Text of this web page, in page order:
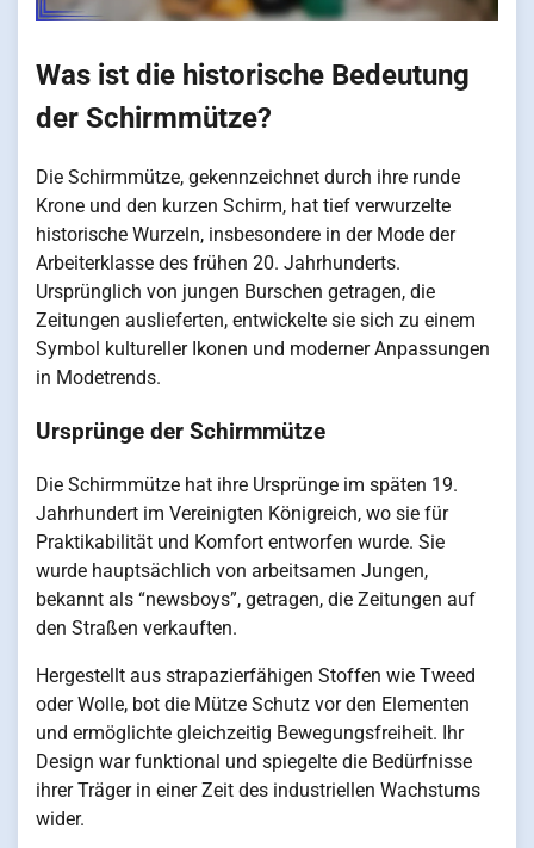
Was ist die historische Bedeutung
der Schirmmütze?
Die Schirmmütze, gekennzeichnet durch ihre runde
Krone und den kurzen Schirm, hat tief verwurzelte
historische Wurzeln, insbesondere in der Mode der
Arbeiterklasse des frühen 20. Jahrhunderts.
Ursprünglich von jungen Burschen getragen, die
Zeitungen auslieferten, entwickelte sie sich zu einem
Symbol kultureller Ikonen und moderner Anpassungen
in Modetrends.
Ursprünge der Schirmmütze
Die Schirmmütze hat ihre Ursprünge im späten 19.
Jahrhundert im Vereinigten Königreich, wo sie für
Praktikabilität und Komfort entworfen wurde. Sie
wurde hauptsächlich von arbeitsamen Jungen,
bekannt als “newsboys”, getragen, die Zeitungen auf
den Straßen verkauften.
Hergestellt aus strapazierfähigen Stoffen wie Tweed
oder Wolle, bot die Mütze Schutz vor den Elementen
und ermöglichte gleichzeitig Bewegungsfreiheit. Ihr
Design war funktional und spiegelte die Bedürfnisse
ihrer Träger in einer Zeit des industriellen Wachstums
wider.